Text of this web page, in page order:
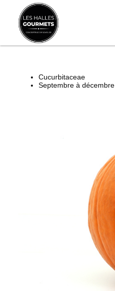
Cucurbitaceae
Septembre à décembre